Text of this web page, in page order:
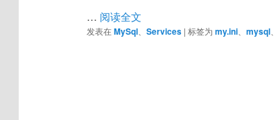
… 阅读全文
发表在MySql、 Services | 标签为 my.ini、 mysql、